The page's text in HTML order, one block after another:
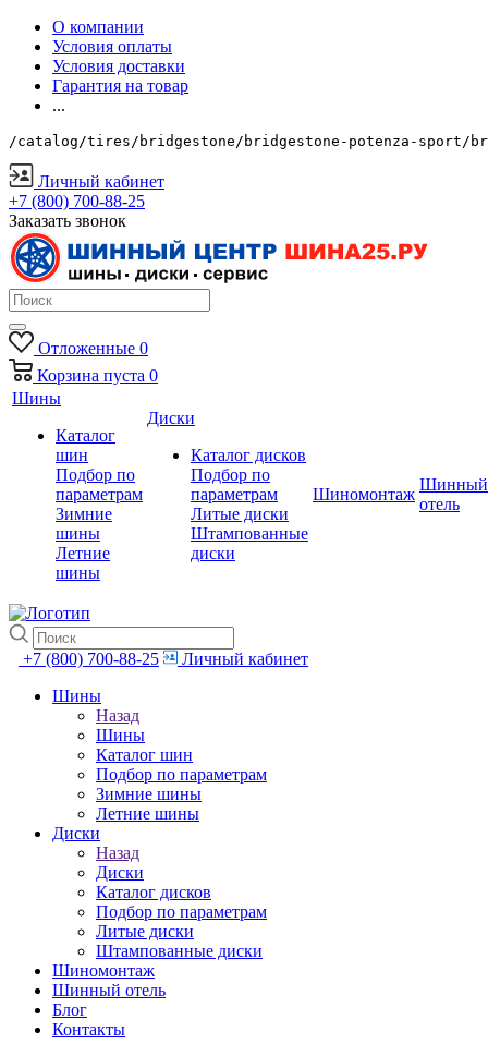
О компании
Условия оплаты
Условия доставки
Гарантия на товар
...
/catalog/tires/bridgestone/bridgestone-potenza-sport/
Личный кабинет
+7 (800) 700-88-25
Заказать звонок
Отложенные 0
Корзина пуста 0
Шины
Каталог
шин
Подбор по
параметрам
Зимние
шины
Летние
шины
Диски
Каталог дисков
Подбор по
параметрам
Литые диски
Штампованные
диски
Шиномонтаж
Шинный
отель
+7 (800) 700-88-25
Личный кабинет
Шины
Назад
Шины
Каталог шин
Подбор по параметрам
Зимние шины
Летние шины
Диски
Назад
Диски
Каталог дисков
Подбор по параметрам
Литые диски
Штампованные диски
Шиномонтаж
Шинный отель
Блог
Контакты